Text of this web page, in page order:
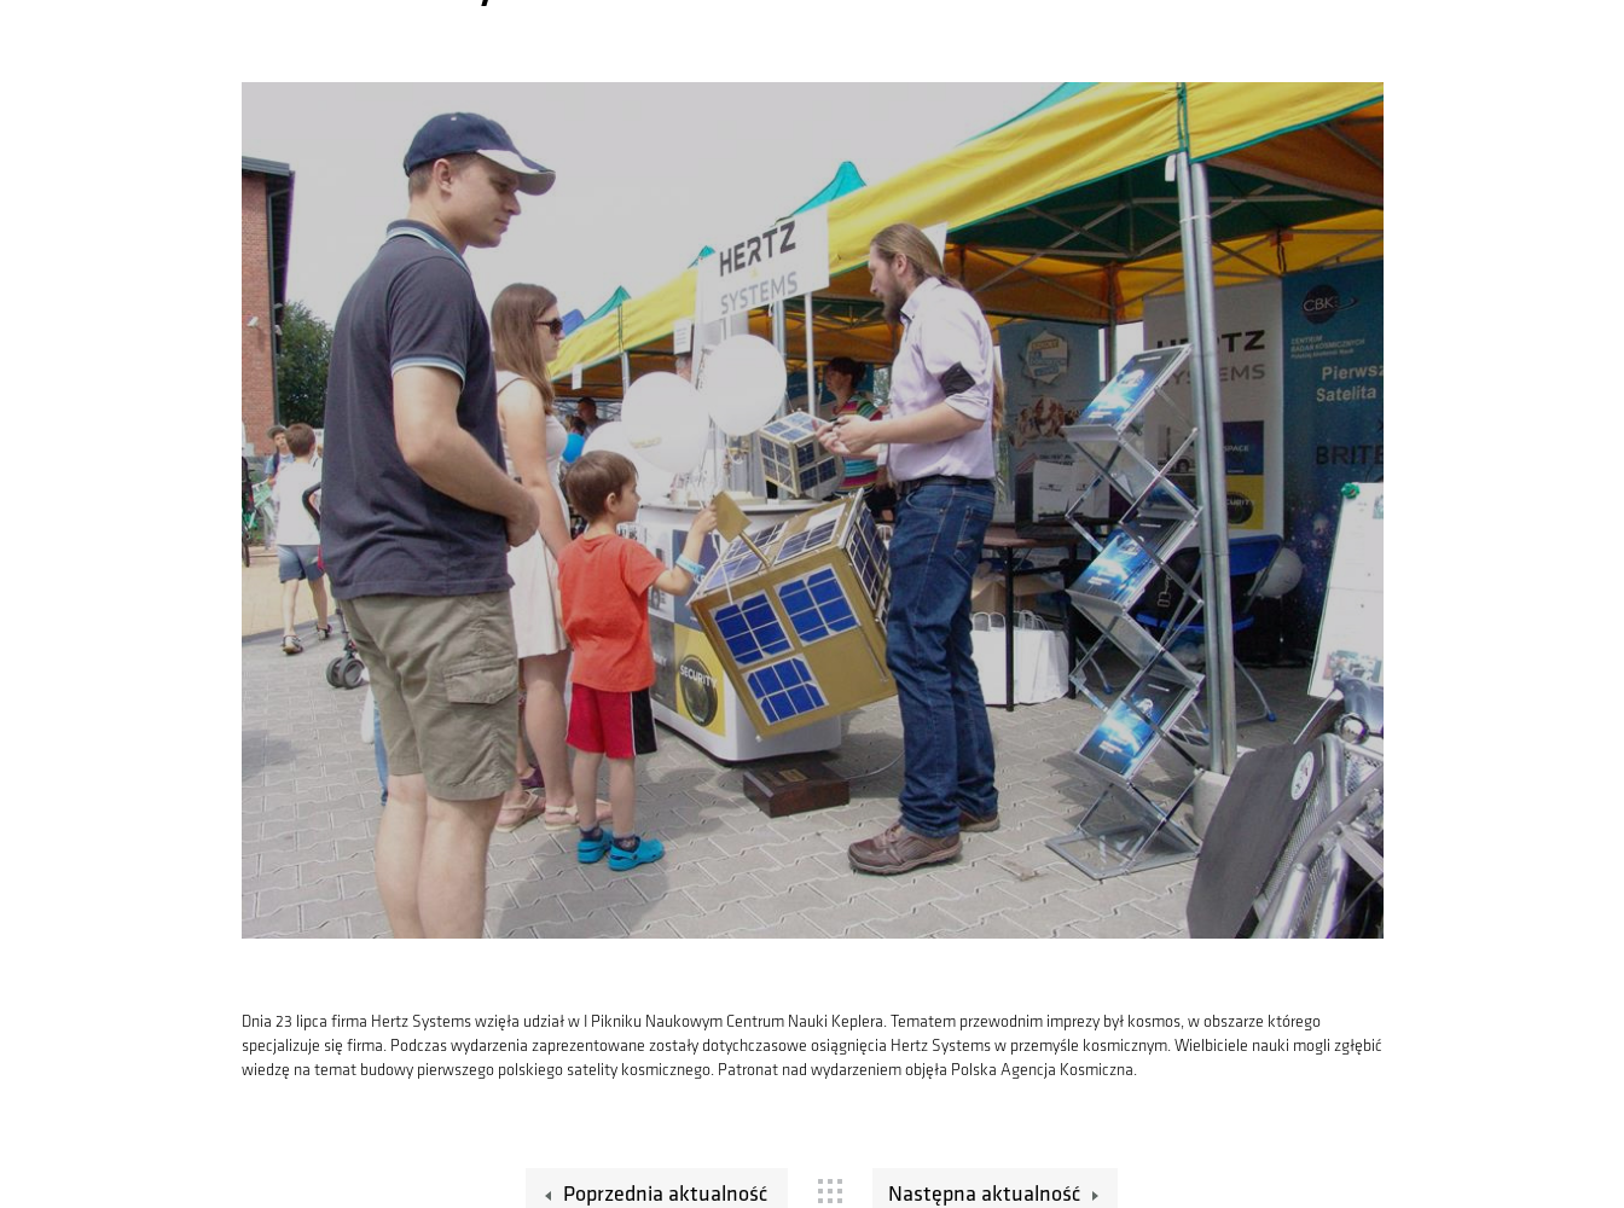
Dnia 23 lipca firma Hertz Systems wzięła udział w I Pikniku Naukowym Centrum Nauki Keplera. Tematem przewodnim imprezy był kosmos, w obszarze którego
specjalizuje się firma. Podczas wydarzenia zaprezentowane zostały dotychczasowe osiągnięcia Hertz Systems w przemyśle kosmicznym. Wielbiciele nauki mogli zgłębić
wiedzę na temat budowy pierwszego polskiego satelity kosmicznego. Patronat nad wydarzeniem objęła Polska Agencja Kosmiczna.
Poprzednia aktualność Następna aktualność